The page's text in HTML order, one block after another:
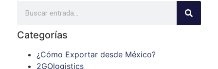
Categorías
¿Cómo Exportar desde México?
2GOlogistics